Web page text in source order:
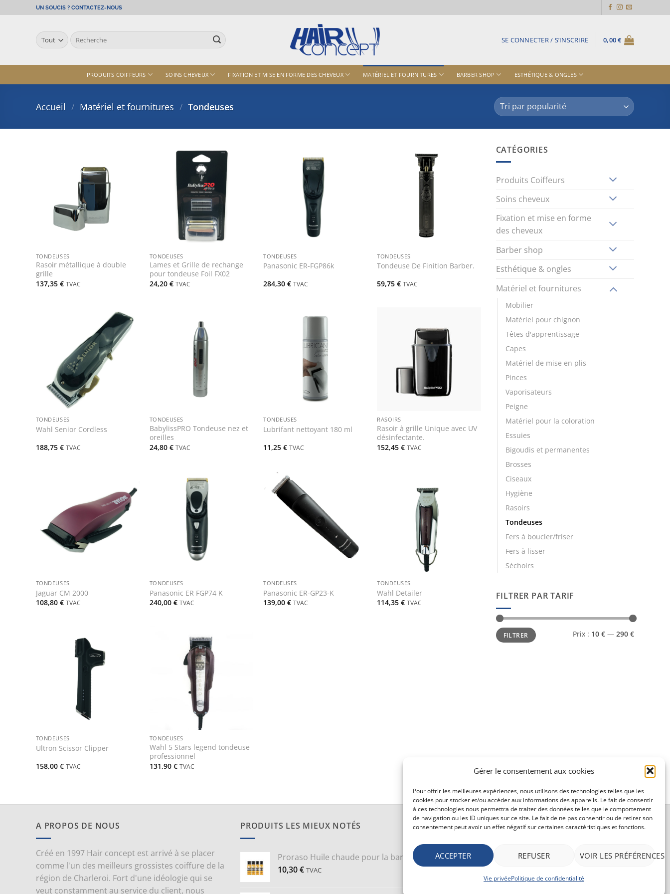
Gérer le consentement aux cookies
Pour offrir les meilleures expériences, nous utilisons des technologies telles que les
cookies pour stocker et/ou accéder aux informations des appareils. Le fait de consentir
à ces technologies nous permettra de traiter des données telles que le comportement
de navigation ou les ID uniques sur ce site. Le fait de ne pas consentir ou de retirer son
consentement peut avoir un effet négatif sur certaines caractéristiques et fonctions.
ACCEPTER REFUSER VOIR LES PRÉFÉRENCES
Vie privéePolitique de confidentialité
au
UN SOUCIS ? CONTACTEZ-NOUS
Recherche
pour :
SE CONNECTER / S’INSCRIRE 0,00€
PRODUITS COIFFEURS SOINS CHEVEUX FIXATION ET MISE EN FORME DES CHEVEUX MATÉRIEL ET FOURNITURES BARBER SHOP ESTHÉTIQUE & ONGLES
Accueil / Matériel et fournitures / Tondeuses
TONDEUSES
Rasoir métallique à double
grille
137,35 € TVAC
TONDEUSES
Lames et Grille de rechange
pour tondeuse Foil FX02
24,20 € TVAC
TONDEUSES
Panasonic ER-FGP86k
284,30€ TVAC
TONDEUSES
Tondeuse De Finition Barber.
59,75€ TVAC
TONDEUSES
Wahl Senior Cordless
188,75 € TVAC
TONDEUSES
BabylissPRO Tondeuse nez et
oreilles
24,80 € TVAC
TONDEUSES
Lubrifant nettoyant 180 ml
11,25€ TVAC
RASOIRS
Rasoir à grille Unique avec UV
désinfectante.
152,45€ TVAC
TONDEUSES
Jaguar CM 2000
108,80 € TVAC
TONDEUSES
Panasonic ER FGP74 K
240,00 € TVAC
TONDEUSES
Panasonic ER-GP23-K
139,00€ TVAC
TONDEUSES
Wahl Detailer
114,35€ TVAC
TONDEUSES
Ultron Scissor Clipper
158,00 € TVAC
TONDEUSES
Wahl 5 Stars legend tondeuse
professionnel
131,90 € TVAC
CATÉGORIES
Produits Coiffeurs
Soins cheveux
Fixation et mise en forme
des cheveux
Barber shop
Esthétique & ongles
Matériel et fournitures
Mobilier
Matériel pour chignon
Têtes d'apprentissage
Capes
Matériel de mise en plis
Pinces
Vaporisateurs
Peigne
Matériel pour la coloration
Essuies
Bigoudis et permanentes
Brosses
Ciseaux
Hygiène
Rasoirs
Tondeuses
Fers à boucler/friser
Fers à lisser
Séchoirs
FILTRER PAR TARIF
Prix
min
Prix
maxFILTRER Prix : 10 € — 290 €
A PROPOS DE NOUS
Créé en 1997 Hair concept est arrivé à se placer
comme l'un des meilleurs grossistes coiffure de la
région de Charleroi. Fort d'une idéologie qui se
veut constamment au service du client, nous
PRODUITS LES MIEUX NOTÉS
Proraso Huile chaude pour la barbe
10,30€ TVAC
CONDITIONS GÉNÉRALE DE VENTE ET VIE
Conditions générale